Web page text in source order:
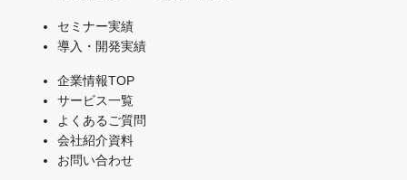
セミナー実績
導入・開発実績
企業情報TOP
サービス一覧
よくあるご質問
会社紹介資料
お問い合わせ